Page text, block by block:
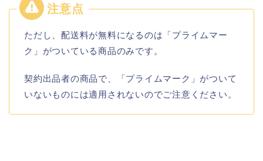
ただし、配送料が無料になるのは「プライムマー
ク」がついている商品のみです。
契約出品者の商品で、「プライムマーク」がついて
いないものには適用されないのでご注意ください。